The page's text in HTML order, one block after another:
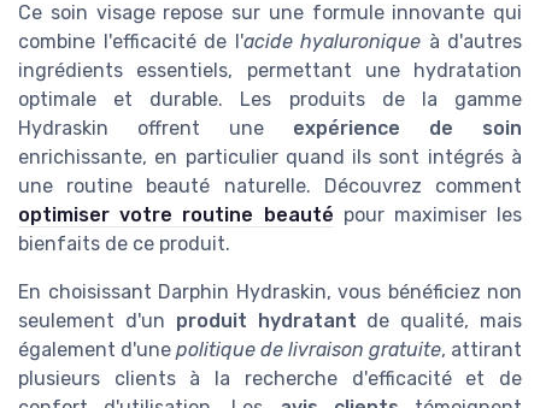
Ce soin visage repose sur une formule innovante qui
combine l'efficacité de l'acide hyaluronique à d'autres
ingrédients essentiels, permettant une hydratation
optimale et durable. Les produits de la gamme
Hydraskin offrent une expérience de soin
enrichissante, en particulier quand ils sont intégrés à
une routine beauté naturelle. Découvrez comment
optimiser votre routine beauté pour maximiser les
bienfaits de ce produit.
En choisissant Darphin Hydraskin, vous bénéficiez non
seulement d'un produit hydratant de qualité, mais
également d'une politique de livraison gratuite, attirant
plusieurs clients à la recherche d'efficacité et de